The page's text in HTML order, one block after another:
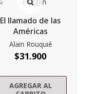
El llamado de las
Américas
Alain Rouquié
$31.900
AGREGAR AL